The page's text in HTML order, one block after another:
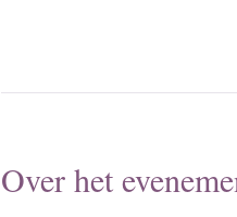
Over het